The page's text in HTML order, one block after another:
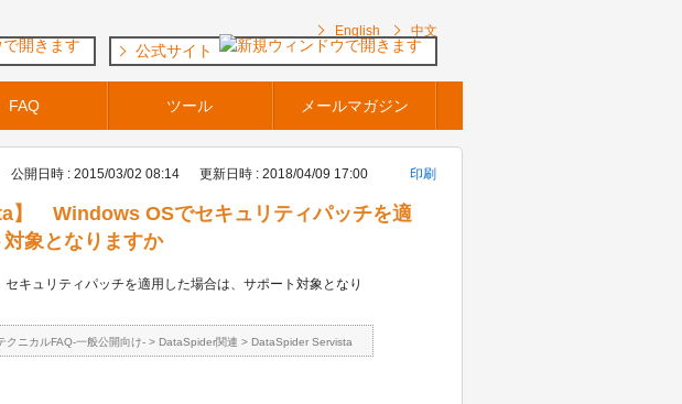
English 中文
FAQ ツール メールマガジン
公式サイト
公開日時 : 2015/03/02 08:14 更新日時 : 2018/04/09 17:00 印刷
】 Windows OSでセキュリティパッチを適
象となりますか
キュリティパッチを適用した場合は、サポート対象となり
クニカルFAQ-一般公開向け-> DataSpider関連 > DataSpider Servista